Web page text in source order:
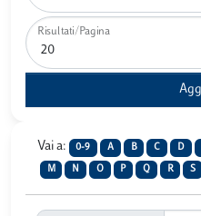
Risultati/Pagina
Vai a: 0-9 A B C D
M N O P Q R S